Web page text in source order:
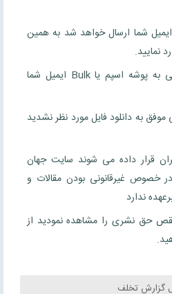
شما ارسال خواهد شد به همین
نمایید.
ممکن است ایمیل ارسالی به پوشه اسپم یا Bulk ایمیل شما
به دانلود فایل مورد نظر نشدید
قرار داده می شوند سایت جهان
خصوص غیرقانونی بودن مقالات و
ندارد
حق نشری را مشاهده نمودید از
گزارش تخلف